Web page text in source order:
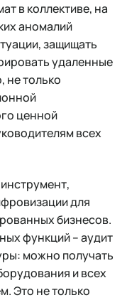
в коллективе, на
аномалий
защищать
удаленные
не только
ценной
всех
для
бизнесов.
функций – аудит
можно получать
и всех
Это не только